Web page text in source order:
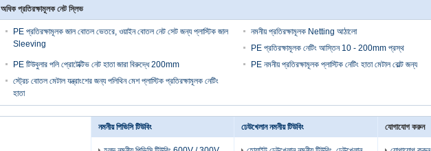
অধিক প্রতিরক্ষামূলক নেট স্লিভ
PE প্রতিরক্ষামূলক জাল বোতল ভেতরে, ওয়াইন বোতল নেট সেট জন্য প্লাস্টিক জাল
Sleeving
নমনীয় প্রতিরক্ষামূলক Netting আঠালো
PE প্রতিরক্ষামূলক নেটিং আস্তিন 10 - 200mm প্রস্থ
PE টিউবুলার পলি প্রোটেক্টিভ নেট হাতা জারা বিরুদ্ধে 200mm
PE নমনীয় প্রতিরক্ষামূলক প্লাস্টিক নেটিং হাতা মেটাল বোল্ট জন্য
স্ট্রেচ বোতল মেটাল যন্ত্রাংশের জন্য পলিথিন মেশ প্লাস্টিক প্রতিরক্ষামূলক নেটিং
হাতা
নমনীয় পিভিসি টিউবিং ঢেউখেলান নমনীয় টিউবিং যোগাযোগ করুন